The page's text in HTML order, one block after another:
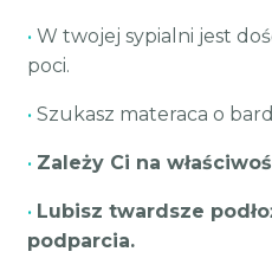
• W twojej sypialni jest
poci.
• Szukasz materaca o
• Zależy Ci na
• Lubisz twardsze
podparcia.